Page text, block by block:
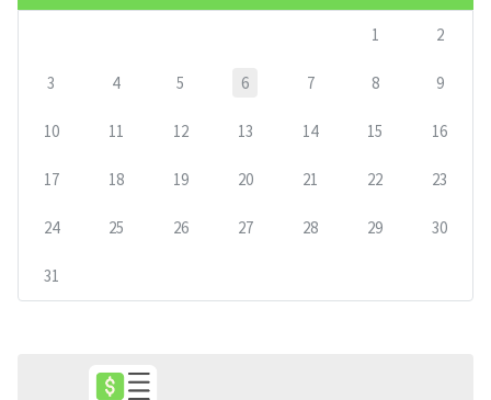
1 2
3 4 5 6 7 8 9
10 11 12 13 14 15 16
17 18 19 20 21 22 23
24 25 26 27 28 29 30
31